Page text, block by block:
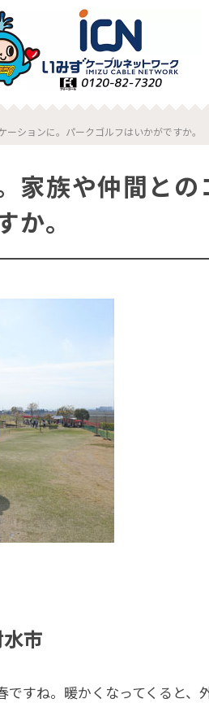
ションに。パークゴルフはいかがですか。
家族や仲間と
。
市
すね。暖かくなってくると、